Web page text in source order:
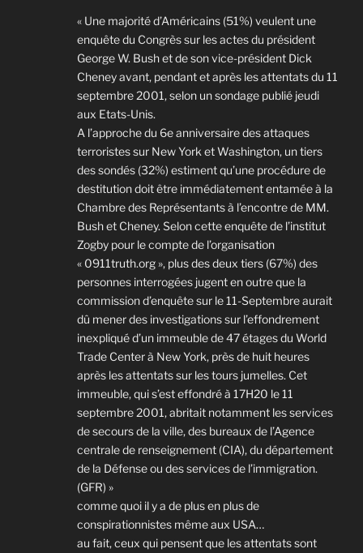
« Une majorité d’Américains (51%) veulent une
enquête du Congrès sur les actes du président
George W. Bush et de son vice-président Dick
Cheney avant, pendant et après les attentats du 11
septembre 2001, selon un sondage publié jeudi
aux Etats-Unis.
A l’approche du 6e anniversaire des attaques
terroristes sur New York et Washington, un tiers
des sondés (32%) estiment qu’une procédure de
destitution doit être immédiatement entamée à la
Chambre des Représentants à l’encontre de MM.
Bush et Cheney. Selon cette enquête de l’institut
Zogby pour le compte de l’organisation
« 0911truth.org », plus des deux tiers (67%) des
personnes interrogées jugent en outre que la
commission d’enquête sur le 11-Septembre aurait
dû mener des investigations sur l’effondrement
inexpliqué d’un immeuble de 47 étages du World
Trade Center à New York, près de huit heures
après les attentats sur les tours jumelles. Cet
immeuble, qui s’est effondré à 17H20 le 11
septembre 2001, abritait notamment les services
de secours de la ville, des bureaux de l’Agence
centrale de renseignement (CIA), du département
de la Défense ou des services de l’immigration.
(GFR) »
comme quoi il y a de plus en plus de
conspirationnistes même aux USA…
au fait, ceux qui pensent que les attentats sont